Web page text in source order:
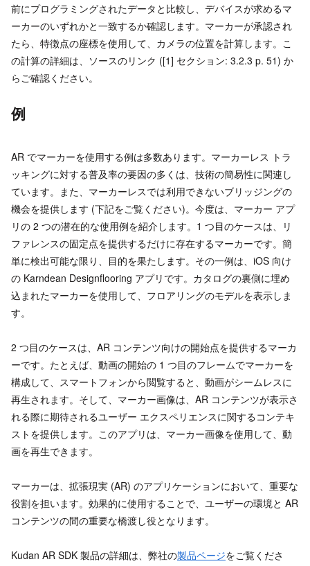
前にプログラミングされたデータと比較し、デバイスが求めるマ
ーカーのいずれかと一致するか確認します。マーカーが承認され
たら、特徴点の座標を使用して、カメラの位置を計算します。こ
の計算の詳細は、ソースのリンク ([1] セクション: 3.2.3 p. 51) か
らご確認ください。
例
AR でマーカーを使用する例は多数あります。マーカーレス トラ
ッキングに対する普及率の要因の多くは、技術の簡易性に関連し
ています。また、マーカーレスでは利用できないブリッジングの
機会を提供します (下記をご覧ください)。今度は、マーカー アプ
リの 2 つの潜在的な使用例を紹介します。1 つ目のケースは、リ
ファレンスの固定点を提供するだけに存在するマーカーです。簡
単に検出可能な限り、目的を果たします。その一例は、iOS 向け
の Karndean Designflooring アプリです。カタログの裏側に埋め
込まれたマーカーを使用して、フロアリングのモデルを表示しま
す。
2 つ目のケースは、AR コンテンツ向けの開始点を提供するマーカ
ーです。たとえば、動画の開始の 1 つ目のフレームでマーカーを
構成して、スマートフォンから閲覧すると、動画がシームレスに
再生されます。そして、マーカー画像は、AR コンテンツが表示さ
れる際に期待されるユーザー エクスペリエンスに関するコンテキ
ストを提供します。このアプリは、マーカー画像を使用して、動
画を再生できます。
マーカーは、拡張現実 (AR) のアプリケーションにおいて、重要な
役割を担います。効果的に使用することで、ユーザーの環境と AR
コンテンツの間の重要な橋渡し役となります。
Kudan AR SDK 製品の詳細は、弊社の製品ページをご覧くださ